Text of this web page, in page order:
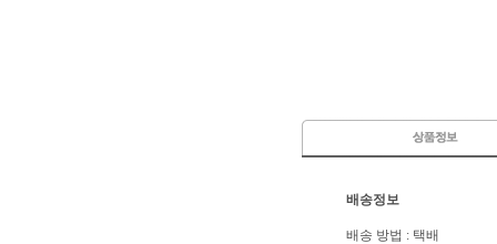
배송정보
배송 방법 : 택배